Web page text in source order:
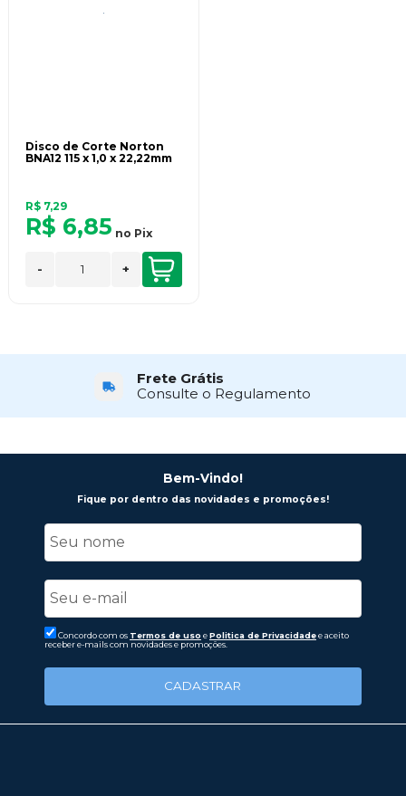
Disco de Corte Norton
BNA12 115 x 1,0 x 22,22mm
R$ 7,29
R$ 6,85 no Pix
- +
Frete Grátis
Consulte o Regulamento
Bem-Vindo!
Fique por dentro das novidades e promoções!
Concordo com os Termos de uso ePolitica de Privacidadee aceito
receber e-mails com novidades e promoções.
CADASTRAR